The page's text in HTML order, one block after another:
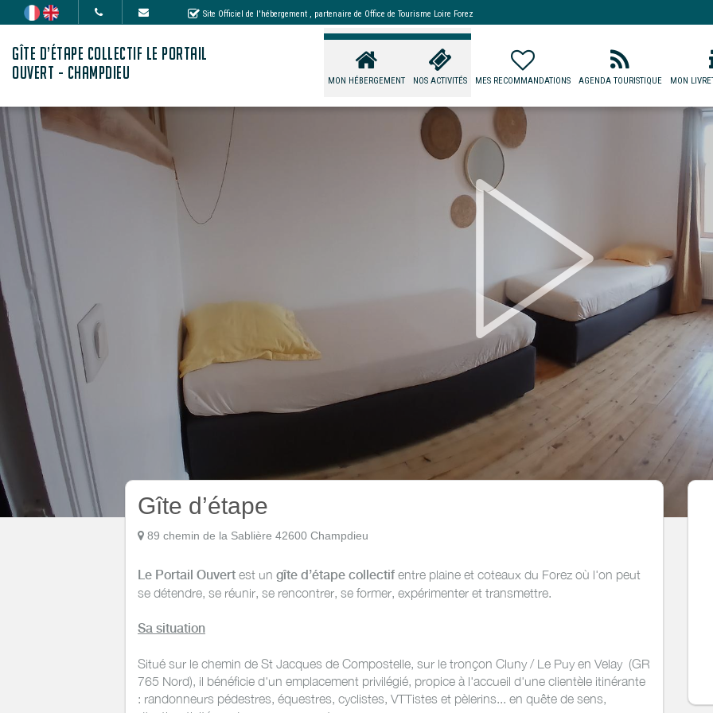
Site Officiel de l'hébergement , partenaire de Office de Tourisme Loire Forez
GÎTE D’ÉTAPE COLLECTIF LE PORTAIL
OUVERT - CHAMPDIEU
MON HÉBERGEMENT NOS ACTIVITÉS MES RECOMMANDATIONS AGENDA TOURISTIQUE MON
Gîte d’étape
89 chemin de la Sablière 42600 Champdieu
Le Portail Ouvert est un gîte d’étape collectif entre plaine et coteaux du Forez où l'on peut
se détendre, se réunir, se rencontrer, se former, expérimenter et transmettre.
Sa situation
Situé sur le chemin de St Jacques de Compostelle, sur le tronçon Cluny / Le Puy en Velay (GR
765 Nord), il bénéficie d'un emplacement privilégié, propice à l'accueil d'une clientèle itinérante
: randonneurs pédestres, équestres, cyclistes, VTTistes et pèlerins... en quête de sens,